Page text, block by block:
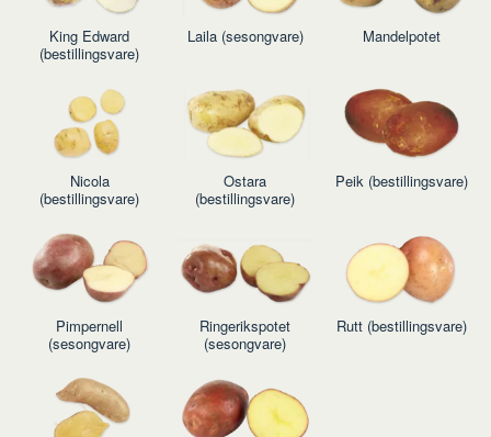
King Edward
(bestillingsvare)
Laila (sesongvare) Mandelpotet
Nicola
(bestillingsvare)
Ostara
(bestillingsvare)
Peik (bestillingsvare)
Pimpernell
(sesongvare)
Ringerikspotet
(sesongvare)
Rutt (bestillingsvare)